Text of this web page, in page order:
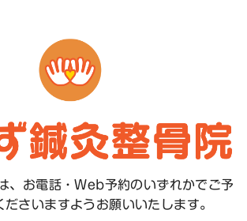
、お電話・Web予約のいずれかでご予
ださいますようお願いいたします。